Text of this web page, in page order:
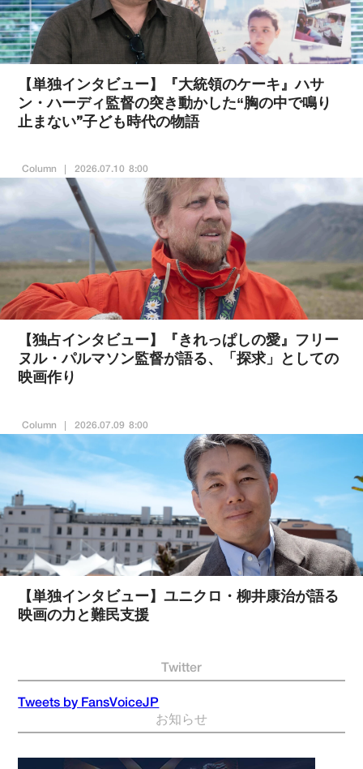
【単独インタビュー】『大統領のケーキ』ハサ
ン・ハーディ監督の突き動かした“胸の中で鳴り
止まない”子ども時代の物語
Column 2026.07.10 8:00
【独占インタビュー】『きれっぱしの愛』フリー
ヌル・パルマソン監督が語る、「探求」としての
映画作り
Column 2026.07.09 8:00
【単独インタビュー】ユニクロ・柳井康治が語る
映画の力と難民支援
Twitter
Tweets by FansVoiceJP
お知らせ